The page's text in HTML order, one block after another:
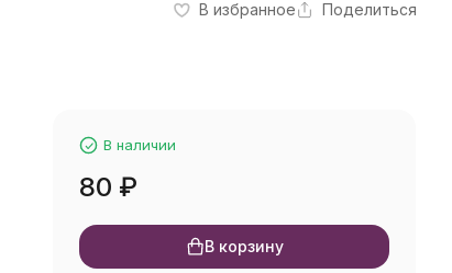
В избранное Поделиться
В наличии
80 ₽
В корзину